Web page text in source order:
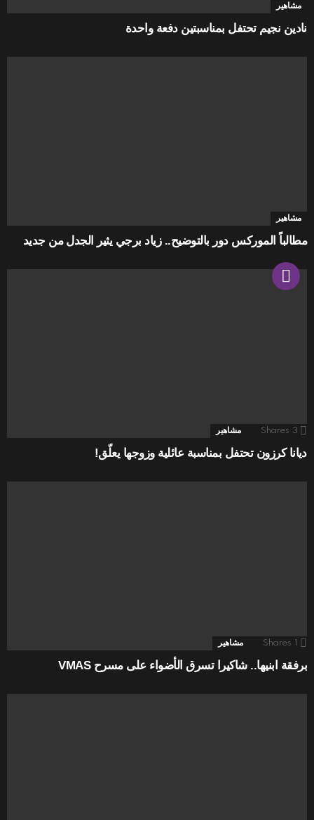
مشاهير
نادين نجيم تحتفل بمناسبتين دفعة واحدة
مشاهير
مطالباً الموركس دور بالتوضيح.. زياد برجي يثير الجدل من جديد
3
Shares مشاهير
ديانا كرزون تحتفل بمناسبة عائلية وزوجها يعلّق!
1
Shares مشاهير
برفقة ابنيها.. شاكيرا تسرق الأضواء على مسرح VMAS